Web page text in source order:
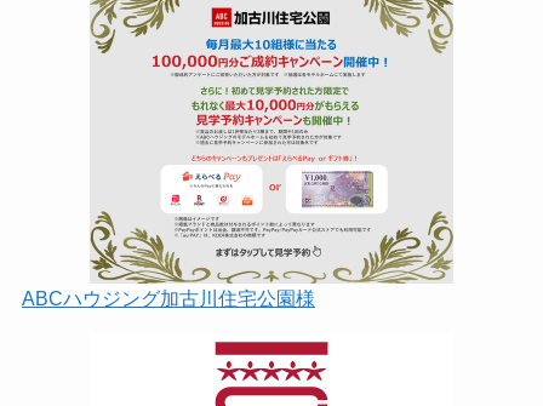
ABCハウジング加古川住宅公園様